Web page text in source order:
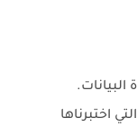
البيانات.
اختبرناها